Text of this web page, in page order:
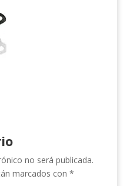
no será publicada.
marcados con *